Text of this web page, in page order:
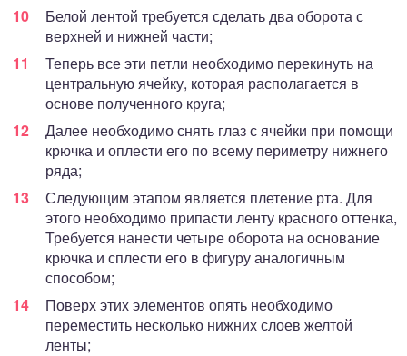
Белой лентой требуется сделать два оборота с
верхней и нижней части;
Теперь все эти петли необходимо перекинуть на
центральную ячейку, которая располагается в
основе полученного круга;
Далее необходимо снять глаз с ячейки при помощи
крючка и оплести его по всему периметру нижнего
ряда;
Следующим этапом является плетение рта. Для
этого необходимо припасти ленту красного оттенка,
Требуется нанести четыре оборота на основание
крючка и сплести его в фигуру аналогичным
способом;
Поверх этих элементов опять необходимо
переместить несколько нижних слоев желтой
ленты;